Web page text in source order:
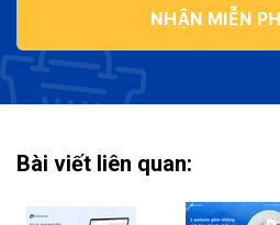
NHẬN MIỄN
Bài viết liên quan: